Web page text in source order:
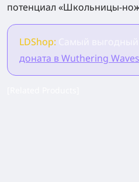
потенциал «Школьницы-
LDShop:
доната в Wuthering Waves